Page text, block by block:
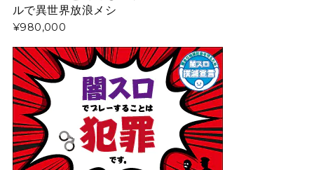
ルで異世界放浪メシ
¥980,000